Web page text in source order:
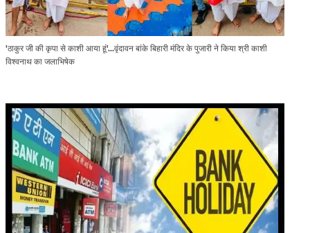
'ठाकुर जी की कृपा से काशी आया हूं'...वृंदावन बांके बिहारी मंदिर के पुजारी ने किया श्री काशी
विश्वनाथ का जलाभिषेक